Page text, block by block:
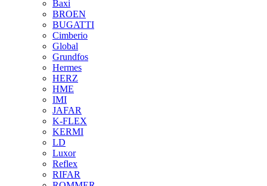
Baxi
BROEN
BUGATTI
Cimberio
Global
Grundfos
Hermes
HERZ
HME
IMI
JAFAR
K-FLEX
KERMI
LD
Luxor
Reflex
RIFAR